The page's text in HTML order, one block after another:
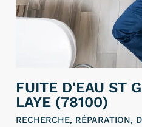
FUITE D'EAU ST
LAYE (78100)
RECHERCHE, RÉPARATION,